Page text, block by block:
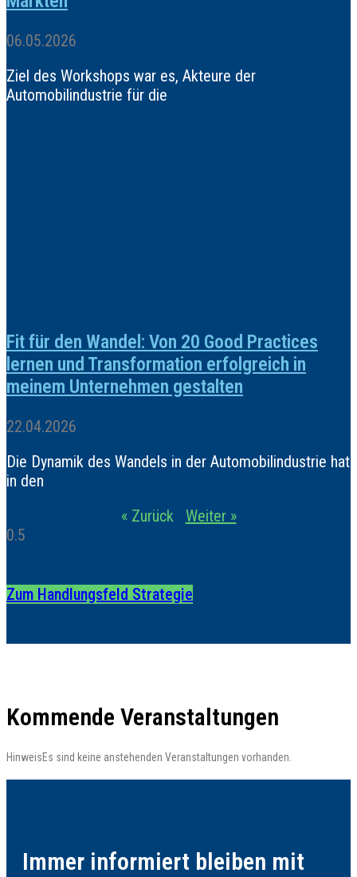
06.05.2026
Ziel des Workshops war es, Akteure der
Automobilindustrie für die
Fit für den Wandel: Von 20 Good Practices
lernen und Transformation erfolgreich in
meinem Unternehmen gestalten
22.04.2026
Die Dynamik des Wandels in der Automobilindustrie hat
in den
« Zurück
Weiter »
Zum Handlungsfeld Strategie
Kommende Veranstaltungen
HinweisEs sind keine anstehenden Veranstaltungen vorhanden.
Immer informiert bleiben mit